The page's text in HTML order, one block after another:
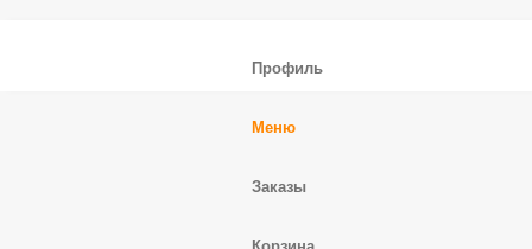
Профиль
Меню